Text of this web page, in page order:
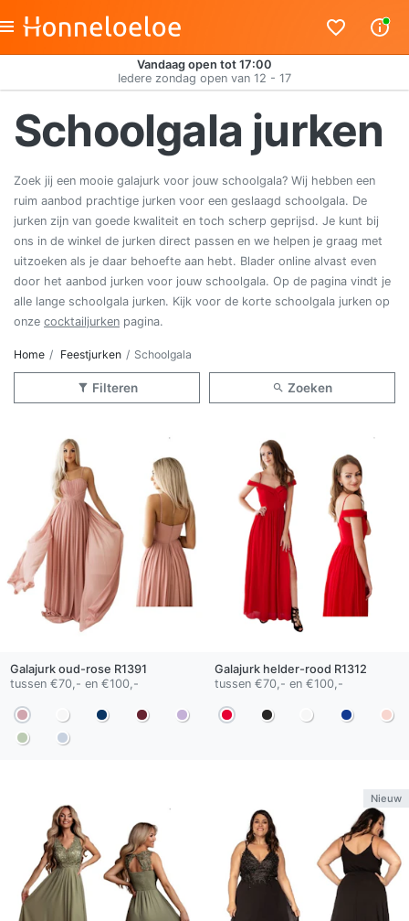
Vandaag open tot 17:00
Iedere zondag open van 12 - 17
Schoolgala jurken
Zoek jij een mooie galajurk voor jouw schoolgala? Wij hebben een
ruim aanbod prachtige jurken voor een geslaagd schoolgala. De
jurken zijn van goede kwaliteit en toch scherp geprijsd. Je kunt bij
ons in de winkel de jurken direct passen en we helpen je graag met
uitzoeken als je daar behoefte aan hebt. Blader online alvast even
door het aanbod jurken voor jouw schoolgala. Op de pagina vindt je
alle lange schoolgala jurken. Kijk voor de korte schoolgala jurken op
onze cocktailjurken pagina.
Home Feestjurken Schoolgala
Filteren Zoeken
Galajurk oud-rose R1391
tussen €70,- en €100,-
Galajurk helder-rood R1312
tussen €70,- en €100,-
Nieuw